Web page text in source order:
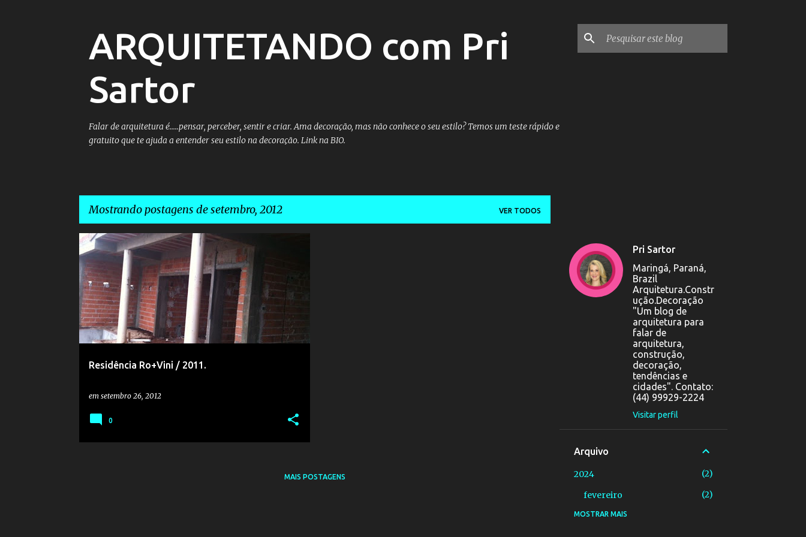
ARQUITETANDO com Pri
Sartor
Falar de arquitetura é.....pensar, perceber, sentir e criar. Ama decoração, mas não conhece o seu estilo? Temos um teste rápido e
gratuito que te ajuda a entender seu estilo na decoração. Link na BIO.
Mostrando postagens de setembro, 2012 VER TODOS
P
o
s
t
a
g
Residência Ro+Vini / 2011.
em setembro 26, 2012
0
MAIS POSTAGENS
Pri Sartor
Maringá, Paraná,
Brazil
Arquitetura.Constr
ução.Decoração
"Um blog de
arquitetura para
falar de
arquitetura,
construção,
decoração,
tendências e
cidades". Contato:
(44) 99929-2224
Visitar perfil
Arquivo
2024
2
fevereiro
2
2020
MOSTRAR MAIS